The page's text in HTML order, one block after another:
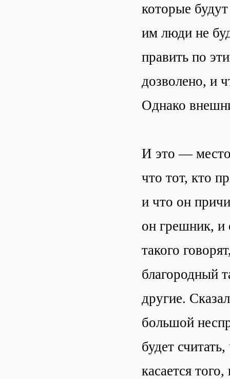
которые
им люди не
править по
дозволено, и
Однако
И это — место
что тот, кто
и что он
он грешник, и
такого
благородный
другие.
большой
будет
касается